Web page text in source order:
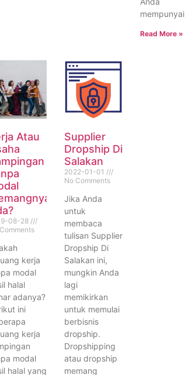
mempunyai
Read More »
Atau
08-28
kerja
modal
halal
adanya?
ini
kerja
modal
halal yang
Supplier
Dropship Di
Salakan
2022-01-01
No Comments
Jika Anda
untuk
membaca
tulisan Supplier
Dropship Di
Salakan ini,
mungkin Anda
lagi
memikirkan
untuk memulai
berbisnis
dropship.
Dropshipping
atau dropship
memang